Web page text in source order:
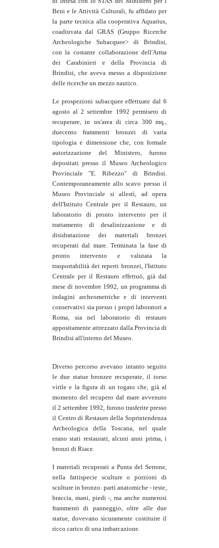
Beni e le Attività Culturali, fu affidato per
la parte tecnica alla cooperativa Aquarius,
coadiuvata dal GRAS (Gruppo Ricerche
Archeologiche Subacquee> di Brindisi,
con la costante collaborazione dell'Arma
dei Carabinieri e della Provincia di
Brindisi, che aveva messo a disposizione
delle ricerche un mezzo nautico.
Le prospezioni subacquee effettuate dal 6
agosto al 2 settembre 1992 permisero di
recuperare, in un'area di circa 300 mq.,
duecento frammenti bronzei di varia
tipologia e dimensione che, con formale
autorizzazione del Ministero, furono
depositati presso il Museo Archeologico
Provinciale "E. Ribezzo" di Brindisi.
Contemporaneamente allo scavo presso il
Museo Provinciale si allestì, ad opera
dell'Istituto Centrale per il Restauro, un
laboratorio di pronto intervento per il
trattamento di desalinizzazione e di
disidratazione dei materiali bronzei
recuperati dal mare. Terminata la fase di
pronto intervento e valutata la
trasportabilità dei reperti bronzei, l'Istituto
Centrale per il Restauro effettuò, già dal
mese di novembre 1992, un programma di
indagini archeometriche e di interventi
conservativi sia presso i propri laboratori a
Roma, sia nel laboratorio di restauro
appositamente attrezzato dalla Provincia di
Brindisi all'interno del Museo.
Diverso percorso avevano intanto seguito
le due statue bronzee recuperate, il torso
virile e la figura di un togato che, già al
momento del recupero dal mare avvenuto
il 2 settembre 1992, furono trasferite presso
il Centro di Restauro della Soprintendenza
Archeologica della Toscana, nel quale
erano stati restaurati, alcuni anni prima, i
bronzi di Riace.
I materiali recuperati a Punta del Serrone,
nella fattispecie sculture o porzioni di
sculture in bronzo: parti anatomiche - teste,
braccia, mani, piedi -, ma anche numerosi
frammenti di panneggio, oltre alle due
statue, dovevano sicuramente costituire il
ricco carico di una imbarcazione.